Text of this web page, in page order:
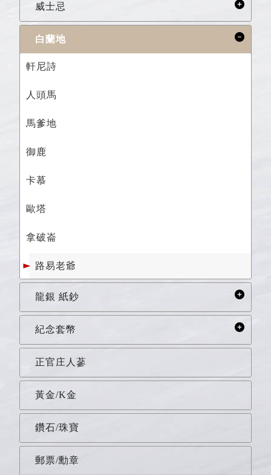
威士忌
白蘭地
軒尼詩
人頭馬
馬爹地
御鹿
卡慕
歐塔
拿破崙
路易老爺
龍銀 紙鈔
紀念套幣
正官庄人蔘
黃金/K金
鑽石/珠寶
郵票/勳章